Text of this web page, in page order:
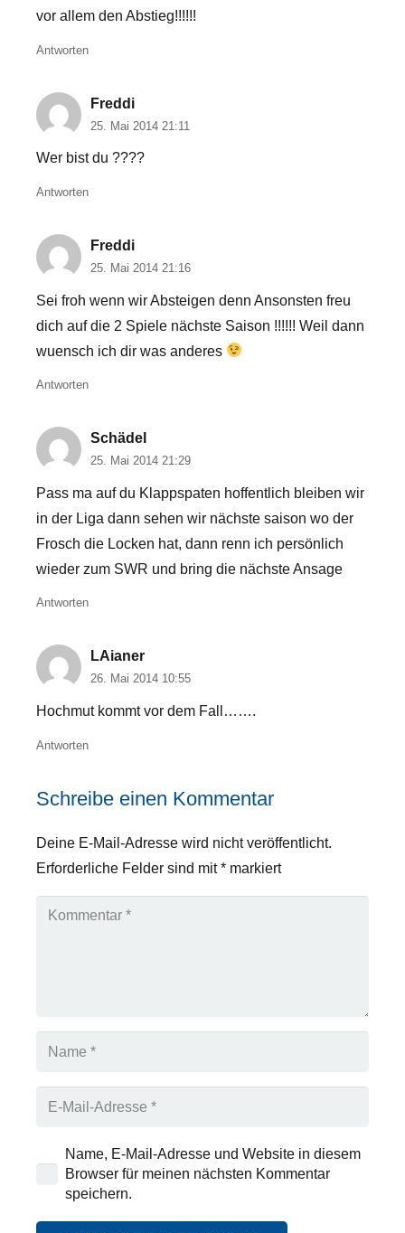
vor allem den Abstieg!!!!!!
Antworten
Freddi
25. Mai 2014 21:11
Wer bist du ????
Antworten
Freddi
25. Mai 2014 21:16
Sei froh wenn wir Absteigen denn Ansonsten freu
dich auf die 2 Spiele nächste Saison !!!!!! Weil dann
wuensch ich dir was anderes
Antworten
Schädel
25. Mai 2014 21:29
Pass ma auf du Klappspaten hoffentlich bleiben wir
in der Liga dann sehen wir nächste saison wo der
Frosch die Locken hat, dann renn ich persönlich
wieder zum SWR und bring die nächste Ansage
Antworten
LAianer
26. Mai 2014 10:55
Hochmut kommt vor dem Fall…….
Antworten
Schreibe einen Kommentar
Deine E-Mail-Adresse wird nicht veröffentlicht.
Erforderliche Felder sind mit* markiert
Name, E-Mail-Adresse und Website in diesem
Browser für meinen nächsten Kommentar
speichern.